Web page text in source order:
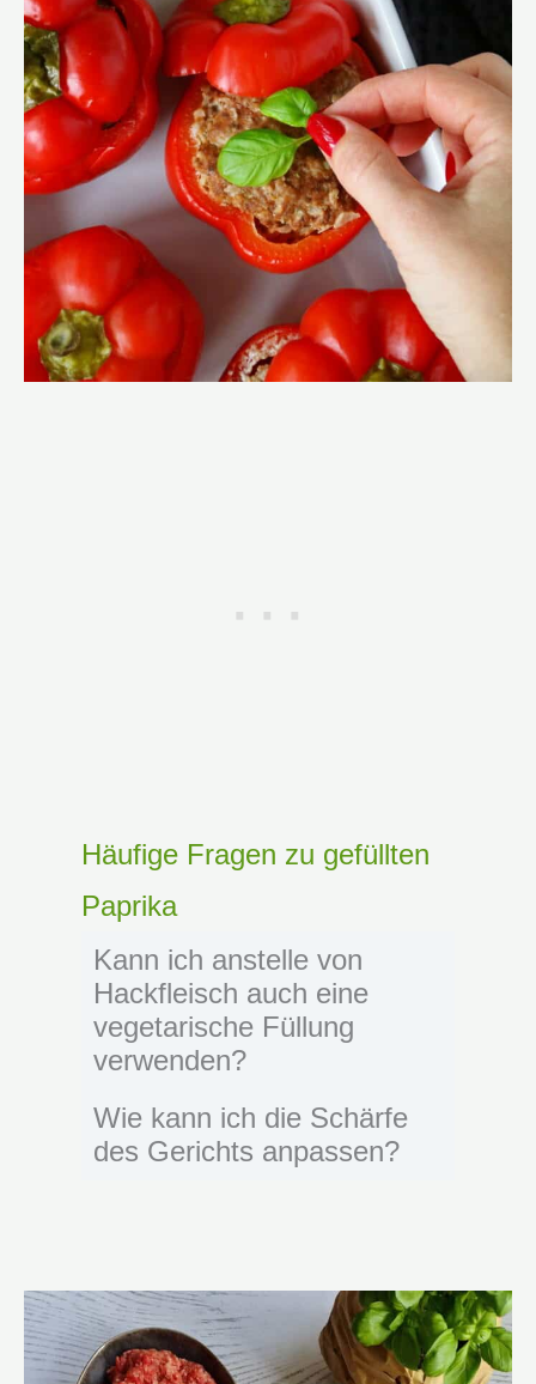
Häufige Fragen zu gefüllten
Paprika
Kann ich anstelle von
Hackfleisch auch eine
vegetarische Füllung
verwenden?
Wie kann ich die Schärfe
des Gerichts anpassen?